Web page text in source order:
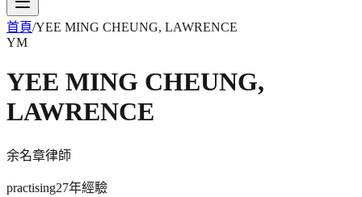
首頁/YEE MING CHEUNG, LAWRENCE
YM
YEE MING CHEUNG,
LAWRENCE
余名章律師
practising27年經驗